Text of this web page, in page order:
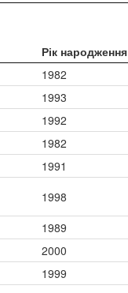
Рік народження
1982
1993
1992
1982
1991
1998
1989
2000
1999